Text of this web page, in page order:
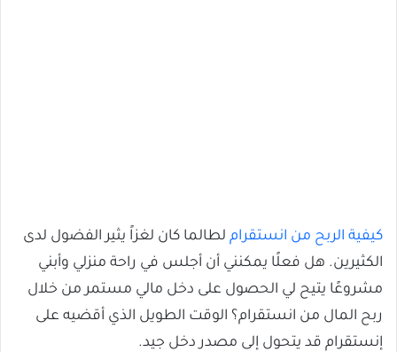
كيفية الربح من انستقرام لطالما كان لغزاً يثير الفضول لدى
الكثيرين. هل فعلًا يمكنني أن أجلس في راحة منزلي وأبني
مشروعًا يتيح لي الحصول على دخل مالي مستمر من خلال
ربح المال من انستقرام؟ الوقت الطويل الذي أقضيه على
إنستقرام قد يتحول إلى مصدر دخل جيد.